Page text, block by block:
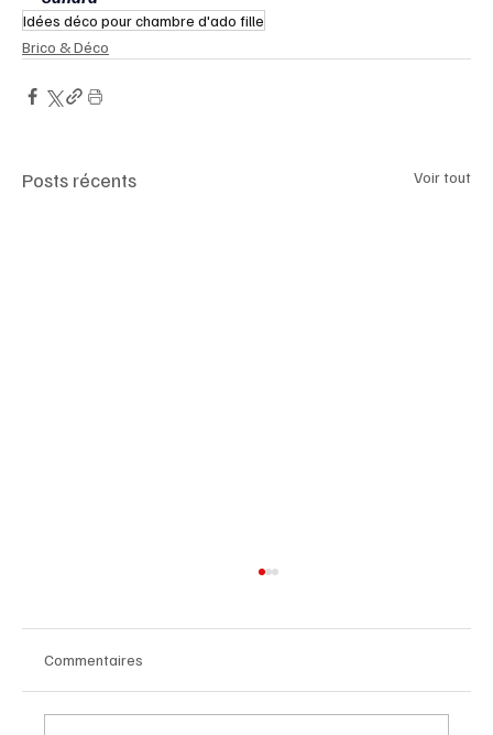
Idées déco pour chambre d'ado fille
Brico & Déco
Posts récents Voir tout
Commentaires